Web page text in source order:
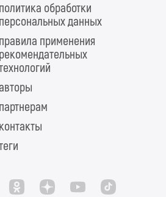
политика обработки
персональных данных
правила применения
рекомендательных
партнерам
контакты